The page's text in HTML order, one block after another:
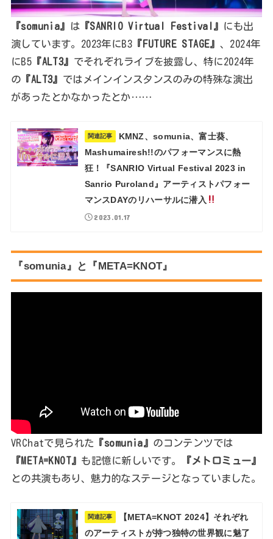
『somunia』 は 『SANRIO Virtual Festival』 にも出
演しています。2023年にB3 『FUTURE STAGE』 、2024年
にB5 『ALT3』 でそれぞれライブを披露し、特に2024年
の 『ALT3』 ではメインインスタンスのみの特殊な演出
があったとかなかったとか……
関連記事
KMNZ、somunia、富士葵、
Mashumairesh!!のパフォーマンスに熱
狂！『SANRIO Virtual Festival 2023 in
Sanrio Puroland』アーティストパフォー
マンスDAYのリハーサルに潜入
2023.01.17
『somunia』と『META=KNOT』
VRChatで見られた 『somunia』 のコンテンツでは
『META=KNOT』 も記憶に新しいです。
『メトロミュー』
との共演もあり、魅力的なステージとなっていました。
関連記事
【META=KNOT 2024】それぞれ
のアーティストが持つ独特の世界観に魅了